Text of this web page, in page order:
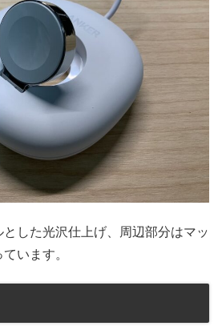
した光沢仕上げ、周辺部分はマッ
います。